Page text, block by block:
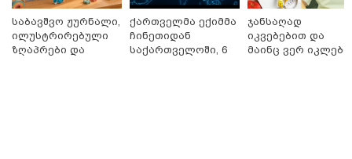
20:27 / 09-08-2026
"მოსალოდნელია წვიმა, ელჭექი, სეტყვა, ქარის
გაძლიერება" - როდიდან გაუარესდება ამინდი
საბავშვო ჟურნალი,
ილუსტრირებული
ზღაპრები და
ქართველმა ექიმმა
ჩინეთიდან
საქართველოში, 6
ჯანსაღად
იკვებებით და
მაინც ვერ იკლებთ